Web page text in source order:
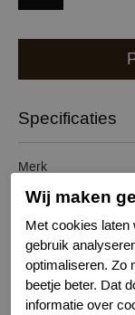
Specificaties
Merk
Serie naam
Leveranciercode
Bestelcode
Kleur
Materiaal
Wasvoorschrift
Wij maken
Met cookies laten
gebruik
optimaliseren. Zo
beetje beter. Dat
informatie over